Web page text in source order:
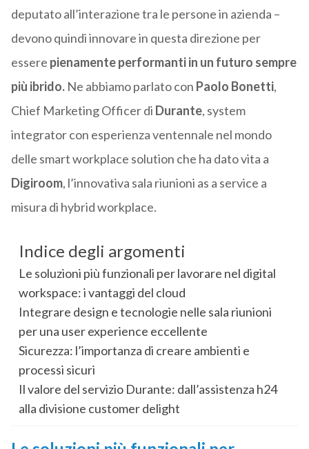
deputato all’interazione tra le persone in azienda –
devono quindi innovare in questa direzione per
essere pienamente performanti in un futuro sempre
più ibrido. Ne abbiamo parlato con Paolo Bonetti,
Chief Marketing Officer di Durante, system
integrator con esperienza ventennale nel mondo
delle smart workplace solution che ha dato vita a
Digiroom, l’innovativa sala riunioni as a service a
misura di hybrid workplace.
Indice degli argomenti
Le soluzioni più funzionali per lavorare nel digital
workspace: i vantaggi del cloud
Integrare design e tecnologie nelle sala riunioni
per una user experience eccellente
Sicurezza: l’importanza di creare ambienti e
processi sicuri
Il valore del servizio Durante: dall’assistenza h24
alla divisione customer delight